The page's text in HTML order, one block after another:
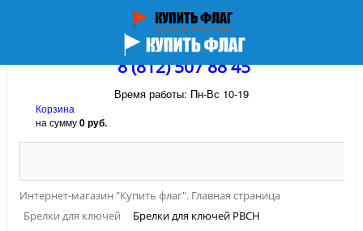
8 (812) 507 88 45
Время работы: Пн-Вс 10-19
Корзина
на сумму0 руб.
Интернет-магазин "Купить флаг". Главная страница
Брелки для ключей
Брелки для ключей РВСН